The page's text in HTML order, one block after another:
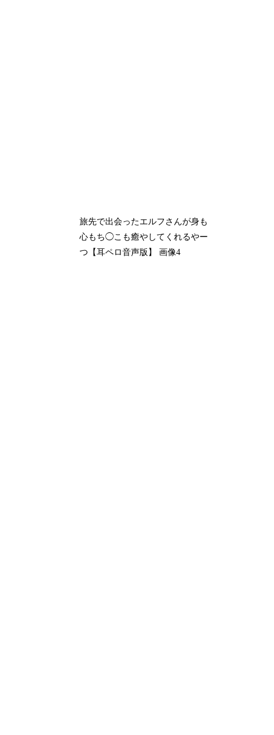
旅先で出会ったエルフさんが身も
心もち◯こも癒やしてくれるやー
つ【耳ペロ音声版】 画像4